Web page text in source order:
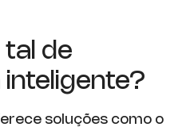
tal de
soluções como o